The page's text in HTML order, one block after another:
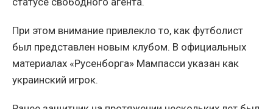
При этом внимание привлекло то, как футболист
был представлен новым клубом. В официальных
материалах «Русенборга» Мампасси указан как
украинский игрок.